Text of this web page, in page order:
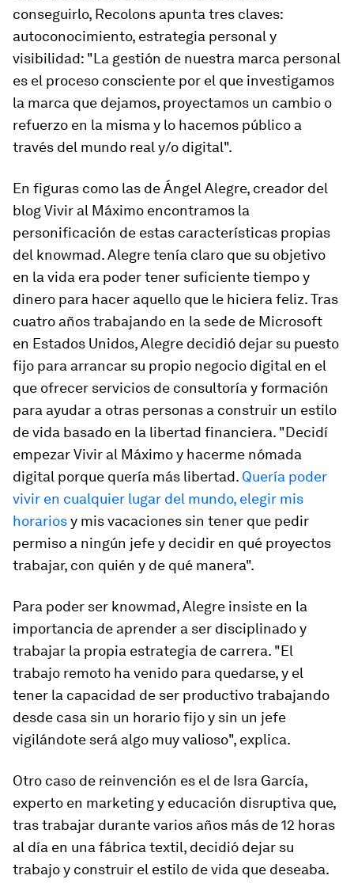
conseguirlo, Recolons apunta tres claves:
autoconocimiento, estrategia personal y
visibilidad: "La gestión de nuestra marca personal
es el proceso consciente por el que investigamos
la marca que dejamos, proyectamos un cambio o
refuerzo en la misma y lo hacemos público a
través del mundo real y/o digital".
En figuras como las de Ángel Alegre, creador del
blogVivir al Máximo encontramos la
personificación de estas características propias
del knowmad. Alegre tenía claro que su objetivo
en la vida era poder tener suficiente tiempo y
dinero para hacer aquello que le hiciera feliz. Tras
cuatro años trabajando en la sede de Microsoft
en Estados Unidos, Alegre decidió dejar su puesto
fijo para arrancar su propio negocio digital en el
que ofrecer servicios de consultoría y formación
para ayudar a otras personas a construir un estilo
de vida basado en la libertad financiera. "Decidí
empezarVivir al Máximoy hacerme nómada
digital porque quería más libertad. Quería poder
vivir en cualquier lugar del mundo, elegir mis
horariosy mis vacaciones sin tener que pedir
permiso a ningún jefe y decidir en qué proyectos
trabajar, con quién y de qué manera".
Para poder ser knowmad, Alegre insiste en la
importancia de aprender a ser disciplinado y
trabajar la propia estrategia de carrera. "El
trabajo remoto ha venido para quedarse, y el
tener la capacidad de ser productivo trabajando
desde casa sin un horario fijo y sin un jefe
vigilándote será algo muy valioso", explica.
Otro caso de reinvención es el de Isra García,
experto en marketing y educación disruptiva que,
tras trabajar durante varios años más de 12 horas
al día en una fábrica textil, decidió dejar su
trabajo y construir el estilo de vida que deseaba.